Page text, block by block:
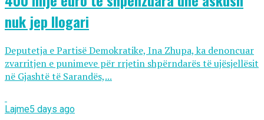
nuk jep llogari
Deputetja e Partisë Demokratike, Ina Zhupa, ka denoncuar
zvarritjen e punimeve për rrjetin shpërndarës të ujësjellësit
në Gjashtë të Sarandës,...
Lajme5 days ago